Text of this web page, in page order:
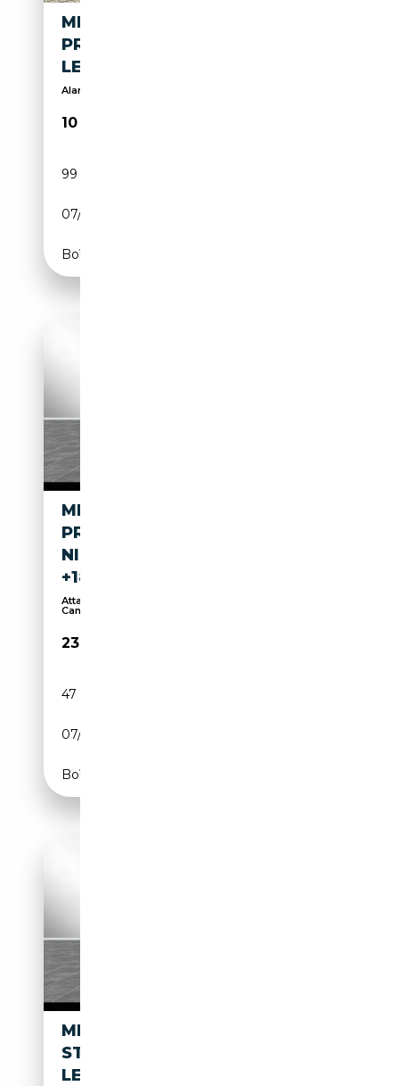
MERCEDES-BENZ B 250 E
PRESTIGE 28 KWH NL AUTO
LEER XENON 2016
Alarme, Sièges électriques, Vitres teintées, Phare...
10 950€
99 651 km
07/2016
Boîte automatique
MERCEDES-BENZ B 250 E
PROGRESSIVE
NIGHT+AHK+KAMERA+DISTRO
+18"
Attache remorque, Hayon arrière électrique,
Caméra...
23 890€
47 250 km
07/2021
Boîte automatique
MERCEDES-BENZ B 250 AMG
STANDHZ+HUD+360°+M-
LED+DISTRO+HIFI+19"